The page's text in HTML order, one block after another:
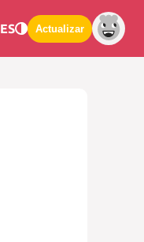
ES Actualizar